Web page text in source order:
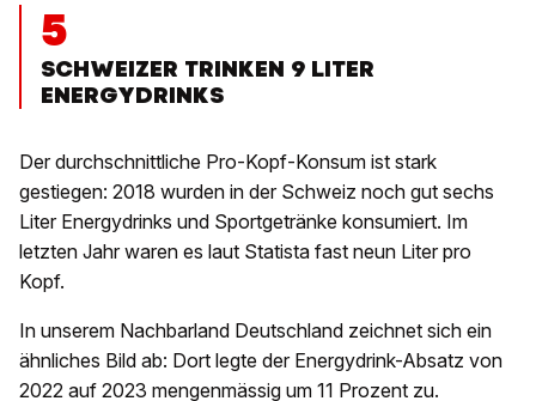
5
SCHWEIZER TRINKEN 9 LITER
ENERGYDRINKS
Der durchschnittliche Pro-Kopf-Konsum ist stark
gestiegen: 2018 wurden in der Schweiz noch gut sechs
Liter Energydrinks und Sportgetränke konsumiert. Im
letzten Jahr waren es laut Statista fast neun Liter pro
Kopf.
In unserem Nachbarland Deutschland zeichnet sich ein
ähnliches Bild ab: Dort legte der Energydrink-Absatz von
2022 auf 2023 mengenmässig um 11 Prozent zu.